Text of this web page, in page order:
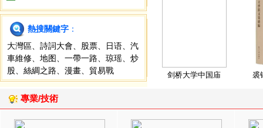
熱搜關鍵字 ：
大灣區
詩詞大會 股票 日语
汽
車維修
地图 一帶一路 琼瑶
炒
股
絲綢之路 漫畫 貿易戰 剑桥大学中国庙 裘
專業/技術